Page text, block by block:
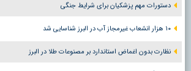
دستورات مهم پزشکیان برای شرایط جنگی
۱۰ هزار انشعاب غیرمجاز آب در البرز شناسایی شد
نظارت بدون اغماض استاندارد بر مصنوعات طلا در البرز